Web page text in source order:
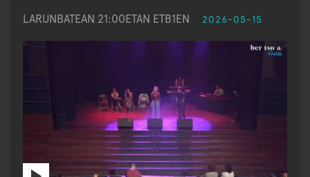
LARUNBATEAN 21:00ETAN ETB1EN 2026-05-15